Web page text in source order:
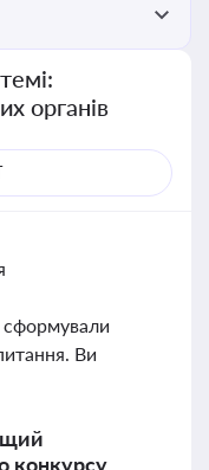
органів
сформували
Ви
конкурсу